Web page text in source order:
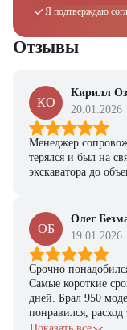
Я подтверждаю
Отзывы
КО
Кирилл
20.01.2026
Менеджер
терялся и был на
экскаватора до
ОБ
Олег
19.01.2026
Срочно
Самые короткие
дней. Брал 950
понравился,
с задачами